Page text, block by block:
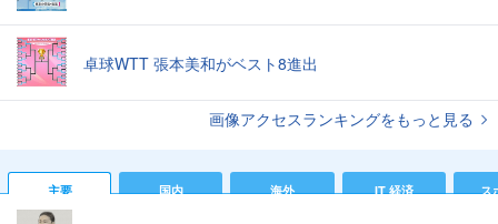
卓球WTT 張本美和がベスト8進出
画像アクセスランキングをもっと見る
主要 国内 海外 IT 経済 ス